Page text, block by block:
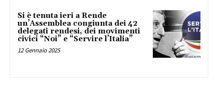
Si è tenuta ieri a Rende
un’Assemblea congiunta dei 42
delegati rendesi, dei movimenti
civici “Noi” e “Servire l’Italia”
12 Gennaio 2025